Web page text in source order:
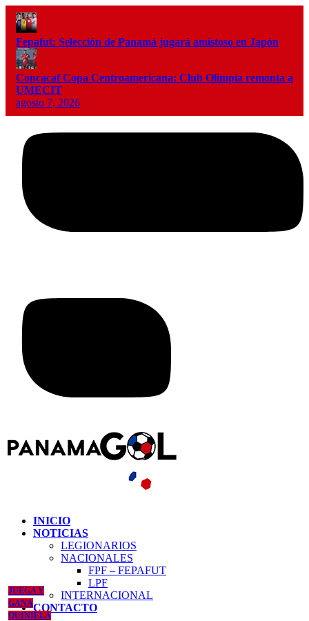
Fepafut: Selección de Panamá jugará amistoso en Japón
Concacaf Copa Centroamericana: Club Olimpia remonta a
UMECIT
agosto 7, 2026
INICIO
NOTICIAS
LEGIONARIOS
NACIONALES
FPF – FEPAFUT
LPF
INTERNACIONAL
CONTACTO
JUEGA Y
GANA
QUINIELA